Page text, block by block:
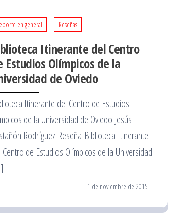
en general Reseñas
Itinerante del Centro
Estudios Olímpicos de la
de Oviedo
Itinerante del Centro de Estudios
de la Universidad de Oviedo Jesús
Rodríguez Reseña Biblioteca Itinerante
Centro de Estudios Olímpicos de la Universidad
1 de noviembre de 2015